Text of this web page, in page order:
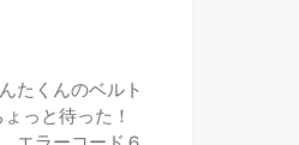
たくんのベルト
っと待った！